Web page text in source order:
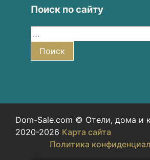
Поиск по сайту
Поиск
Dom-Sale.com © Отели, дома и
2020-2026 Карта сайта
Политика